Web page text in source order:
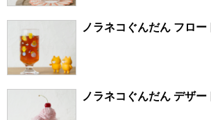
ノラネコぐ
ノラネコぐ